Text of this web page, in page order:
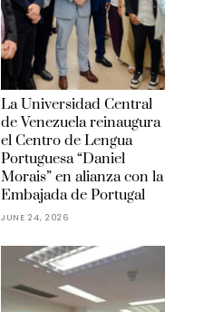
La Universidad Central
de Venezuela reinaugura
el Centro de Lengua
Portuguesa “Daniel
Morais” en alianza con la
Embajada de Portugal
JUNE 24, 2026